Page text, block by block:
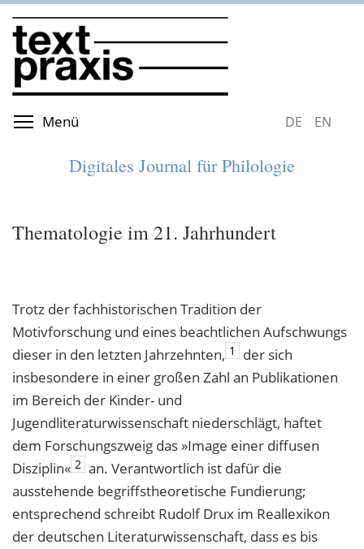
Direkt
zum
Inhalt
Menü Menüsichtbarkeit umschaltenDEUTSCH
Digitales Journal für Philologie
Thematologie im 21. Jahrhundert
Trotz der fachhistorischen Tradition der
Motivforschung und eines beachtlichen Aufschwungs
dieser in den letzten Jahrzehnten, 1
der sich
insbesondere in einer großen Zahl an Publikationen
im Bereich der Kinder- und
Jugendliteraturwissenschaft niederschlägt, haftet
dem Forschungszweig das »Image einer diffusen
Disziplin« 2 an. Verantwortlich ist dafür die
ausstehende begriffstheoretische Fundierung;
entsprechend schreibt Rudolf Drux im Reallexikon
der deutschen Literaturwissenschaft, dass es bis